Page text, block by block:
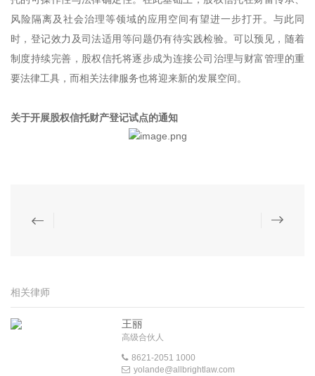
风险隔离及社会治理等领域的应用空间有望进一步打开。与此同
时，登记效力及司法适用等问题仍有待实践检验。可以预见，随着
制度持续完善，股权信托将逐步成为连接公司治理与财富管理的重
要法律工具，而相关法律服务也将迎来新的发展空间。
关于开展股权信托财产登记试点的通知
相关律师
王丽
高级合伙人
8621-2051 1000
yolande@allbrightlaw.com